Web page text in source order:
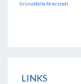
Grünabfälle Ahlerstedt
LINKS